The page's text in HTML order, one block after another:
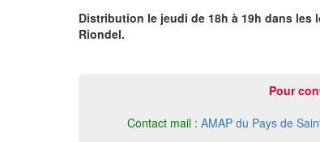
Distribution le jeudi de 18h à 19h dans les
Riondel.
Pour
Contact mail : AMAP du Pays de